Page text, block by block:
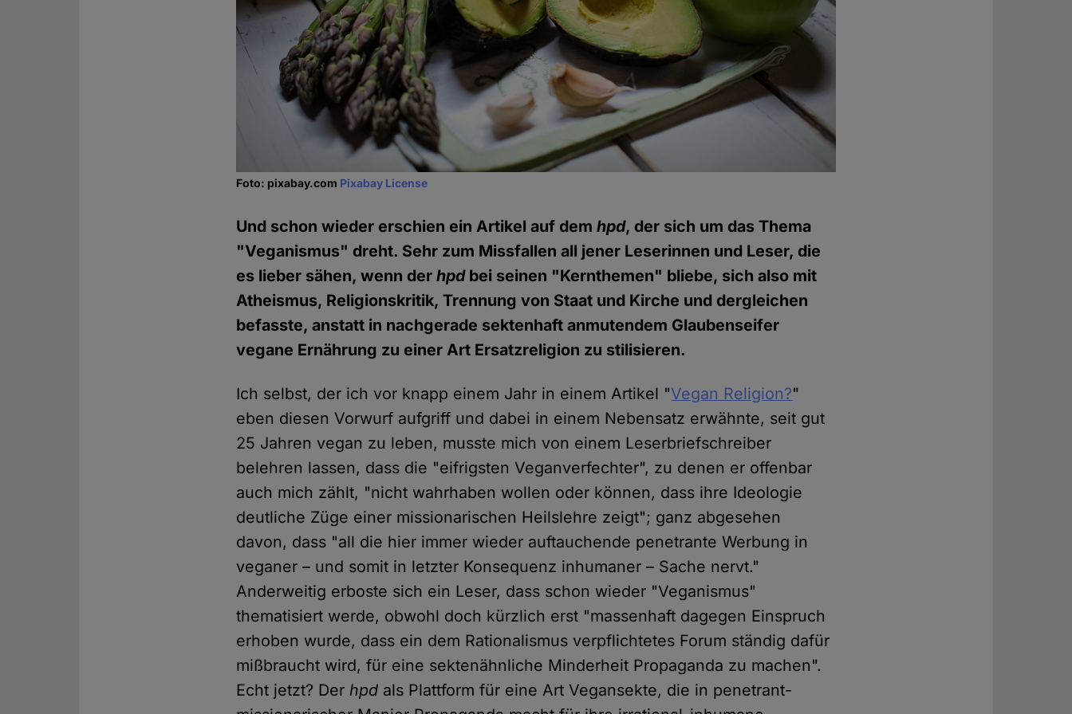
Foto: pixabay.com Pixabay License
Und schon wieder erschien ein Artikel auf demhpd, der sich um das Thema
"Veganismus" dreht. Sehr zum Missfallen all jener Leserinnen und Leser, die
es lieber sähen, wenn derhpdbei seinen "Kernthemen" bliebe, sich also mit
Atheismus, Religionskritik, Trennung von Staat und Kirche und dergleichen
befasste, anstatt in nachgerade sektenhaft anmutendem Glaubenseifer
vegane Ernährung zu einer Art Ersatzreligion zu stilisieren.
Ich selbst, der ich vor knapp einem Jahr in einem Artikel "Vegan Religion?"
eben diesen Vorwurf aufgriff und dabei in einem Nebensatz erwähnte, seit gut
25 Jahren vegan zu leben, musste mich von einem Leserbriefschreiber
belehren lassen, dass die "eifrigsten Veganverfechter", zu denen er offenbar
auch mich zählt, "nicht wahrhaben wollen oder können, dass ihre Ideologie
deutliche Züge einer missionarischen Heilslehre zeigt"; ganz abgesehen
davon, dass "all die hier immer wieder auftauchende penetrante Werbung in
veganer – und somit in letzter Konsequenz inhumaner – Sache nervt."
Anderweitig erboste sich ein Leser, dass schon wieder "Veganismus"
thematisiert werde, obwohl doch kürzlich erst "massenhaft dagegen Einspruch
erhoben wurde, dass ein dem Rationalismus verpflichtetes Forum ständig dafür
mißbraucht wird, für eine sektenähnliche Minderheit Propaganda zu machen".
Echt jetzt? Derhpd als Plattform für eine Art Vegansekte, die in penetrant-